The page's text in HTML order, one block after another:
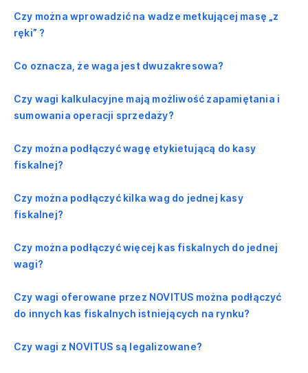
Czy można wprowadzić na wadze metkującej masę „z
ręki” ?
Co oznacza, że waga jest dwuzakresowa?
Czy wagi kalkulacyjne mają możliwość zapamiętania i
sumowania operacji sprzedaży?
Czy można podłączyć wagę etykietującą do kasy
fiskalnej?
Czy można podłączyć kilka wag do jednej kasy
fiskalnej?
Czy można podłączyć więcej kas fiskalnych do jednej
wagi?
Czy wagi oferowane przez NOVITUS można podłączyć
do innych kas fiskalnych istniejących na rynku?
Czy wagi z NOVITUS są legalizowane?